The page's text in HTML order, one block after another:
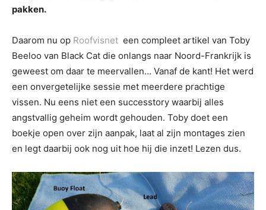
pakken.
Daarom nu op Roofvisnet een compleet artikel van Toby
Beeloo van Black Cat die onlangs naar Noord-Frankrijk is
geweest om daar te meervallen… Vanaf de kant! Het werd
een onvergetelijke sessie met meerdere prachtige
vissen. Nu eens niet een successtory waarbij alles
angstvallig geheim wordt gehouden. Toby doet een
boekje open over zijn aanpak, laat al zijn montages zien
en legt daarbij ook nog uit hoe hij die inzet! Lezen dus.